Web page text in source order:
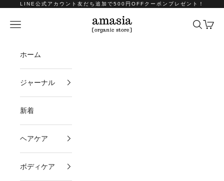
コンテンツへスキップ
LINE公式アカウント友だち追加で500円OFFクーポンプレゼント！
amasia organic store
メニュー 検索カート
ホーム
ジャーナル
新着
ヘアケア
ボディケア